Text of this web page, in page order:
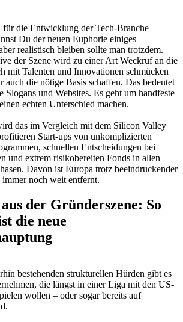
die Entwicklung der Tech-Branche
Du der neuen Euphorie einiges
realistisch bleiben sollte man trotzdem.
der Szene wird zu einer Art Weckruf an die
mit Talenten und Innovationen schmücken
auch die nötige Basis schaffen. Das bedeutet
Slogans und Websites. Es geht um handfeste
echten Unterschied machen.
das im Vergleich mit dem Silicon Valley
Start-ups von unkomplizierten
schnellen Entscheidungen bei
und extrem risikobereiten Fonds in allen
Davon ist Europa trotz beeindruckender
noch weit entfernt.
der Gründerszene: So
die neue
bestehenden strukturellen Hürden gibt es
die längst in einer Liga mit den US-
wollen – oder sogar bereits auf